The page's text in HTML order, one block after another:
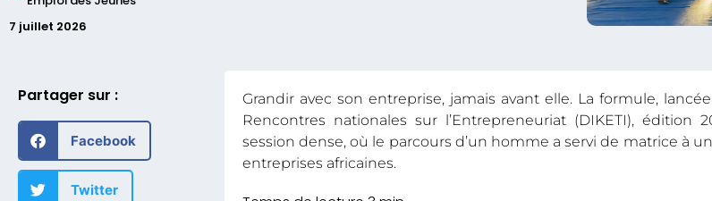
7 juillet 2026
Partager sur :
Facebook
Twitter
Grandir avec son entreprise, jamais avant elle. La formule,
Rencontres nationales sur l’Entrepreneuriat (DIKETI), édition
session dense, où le parcours d’un homme a servi de matrice à
entreprises africaines.